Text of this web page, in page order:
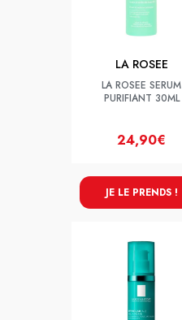
LA ROSEE
LA ROSEE SERUM
PURIFIANT 30ML
24,90€
JE LE PRENDS !